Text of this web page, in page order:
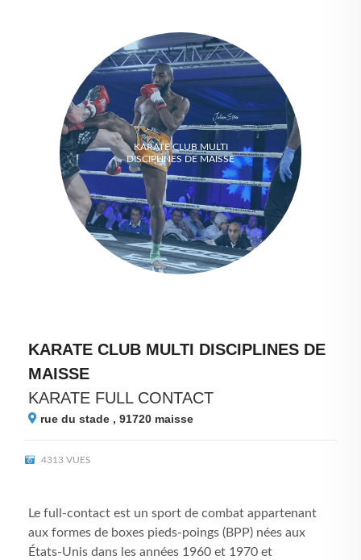
KARATE CLUB MULTI
DISCIPLINES DE MAISSE
KARATE CLUB MULTI DISCIPLINES DE
MAISSE
KARATE FULL CONTACT
rue du stade , 91720 maisse
4313 VUES
Le full-contact est un sport de combat appartenant
aux formes de boxes pieds-poings (BPP) nées aux
États-Unis dans les années 1960 et 1970 et